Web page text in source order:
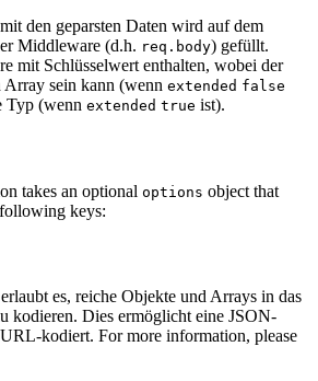
den geparsten Daten wird auf dem
Middleware (d.h. req.body) gefüllt.
mit Schlüsselwert enthalten, wobei der
sein kann (wenn extended false
Typ (wenn extended true ist).
takes an optional options object that
keys:
es, reiche Objekte und Arrays in das
kodieren. Dies ermöglicht eine JSON-
kodiert. For more information, please